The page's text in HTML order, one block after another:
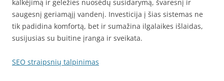
kalkėjimą ir geležies nuosėdų susidarymą, švaresnį ir
saugesnį geriamąjį vandenį. Investicija į šias sistemas ne
tik padidina komfortą, bet ir sumažina ilgalaikes išlaidas,
susijusias su buitine įranga ir sveikata.
SEO straipsnių talpinimas